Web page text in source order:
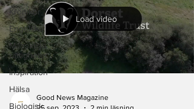
Krönikor
Engelska
Mänskliga
rättigheter
Inspiration
Hälsa
Biologisk
Load video
Good News Magazine